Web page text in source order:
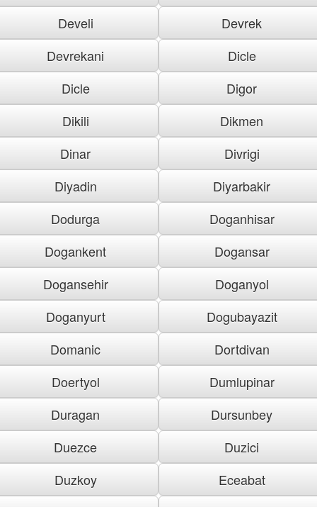
Develi
Devrek
Devrekani
Dicle
Dicle
Digor
Dikili
Dikmen
Dinar
Divrigi
Diyadin
Diyarbakir
Dodurga
Doganhisar
Dogankent
Dogansar
Dogansehir
Doganyol
Doganyurt
Dogubayazit
Domanic
Dortdivan
Doertyol
Dumlupinar
Duragan
Dursunbey
Duezce
Duzici
Duzkoy
Eceabat